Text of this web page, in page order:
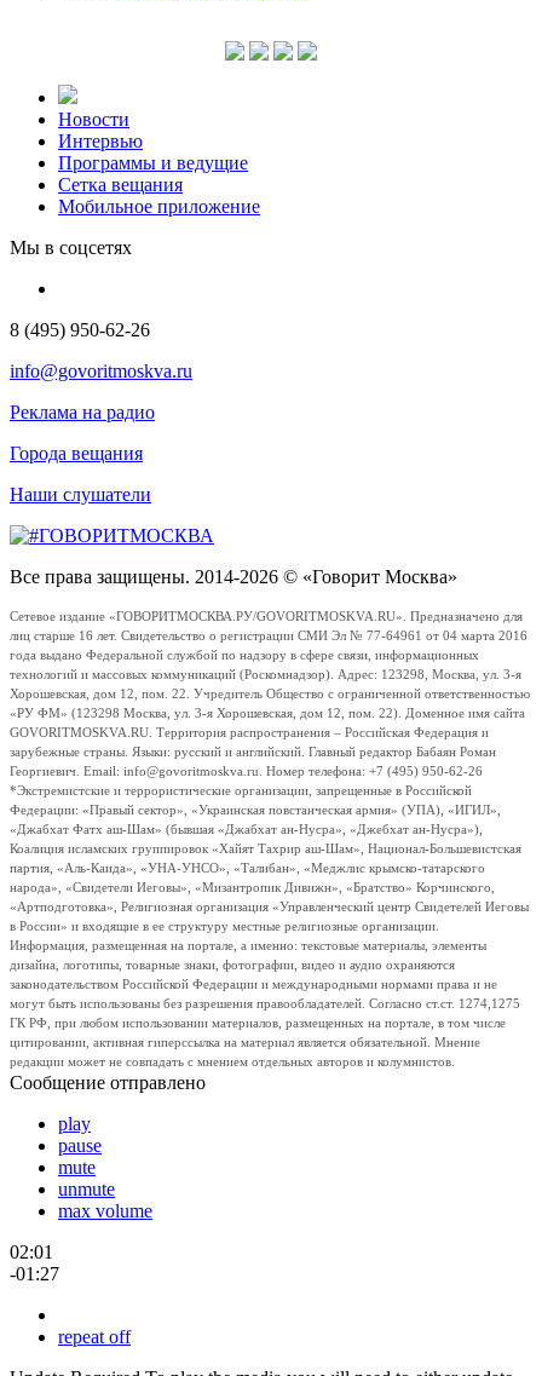
Новости
Интервью
Программы и ведущие
Сетка вещания
Мобильное приложение
Мы в соцсетях
8 (495) 950-62-26
info@govoritmoskva.ru
Реклама на радио
Города вещания
Наши слушатели
Все права защищены. 2014-2026 © «Говорит Москва»
Сетевое издание «ГОВОРИТМОСКВА.РУ/GOVORITMOSKVA.RU». Предназначено для
лиц старше 16 лет. Свидетельство о регистрации СМИ Эл № 77-64961 от 04 марта 2016
года выдано Федеральной службой по надзору в сфере связи, информационных
технологий и массовых коммуникаций (Роскомнадзор). Адрес: 123298, Москва, ул. 3-я
Хорошевская, дом 12, пом. 22. Учредитель Общество с ограниченной ответственностью
«РУ ФМ» (123298 Москва, ул. 3-я Хорошевская, дом 12, пом. 22). Доменное имя сайта
GOVORITMOSKVA.RU. Территория распространения – Российская Федерация и
зарубежные страны. Языки: русский и английский. Главный редактор Бабаян Роман
Георгиевич. Email: info@govoritmoskva.ru. Номер телефона: +7 (495) 950-62-26
*Экстремистские и террористические организации, запрещенные в Российской
Федерации: «Правый сектор», «Украинская повстанческая армия» (УПА), «ИГИЛ»,
«Джабхат Фатх аш-Шам» (бывшая «Джабхат ан-Нусра», «Джебхат ан-Нусра»),
Коалиция исламских группировок «Хайят Тахрир аш-Шам», Национал-Большевистская
партия, «Аль-Каида», «УНА-УНСО», «Талибан», «Меджлис крымско-татарского
народа», «Свидетели Иеговы», «Мизантропик Дивижн», «Братство» Корчинского,
«Артподготовка», Религиозная организация «Управленческий центр Свидетелей Иеговы
в России» и входящие в ее структуру местные религиозные организации.
Информация, размещенная на портале, а именно: текстовые материалы, элементы
дизайна, логотипы, товарные знаки, фотографии, видео и аудио охраняются
законодательством Российской Федерации и международными нормами права и не
могут быть использованы без разрешения правообладателей. Согласно ст.ст. 1274,1275
ГК РФ, при любом использовании материалов, размещенных на портале, в том числе
цитировании, активная гиперссылка на материал является обязательной. Мнение
редакции может не совпадать с мнением отдельных авторов и колумнистов.
Сообщение отправлено
play
pause
mute
unmute
max volume
02:01
-01:27
repeat off